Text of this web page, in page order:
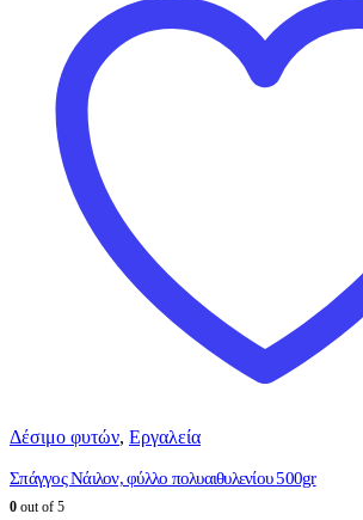
Δέσιμο φυτών, Εργαλεία
Σπάγγος Νάιλον, φύλλο πολυαιθυλενίου 500gr
0 out of 5